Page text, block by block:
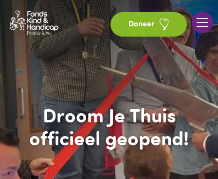
Doneer
Droom Je Thuis
officieel geopend!